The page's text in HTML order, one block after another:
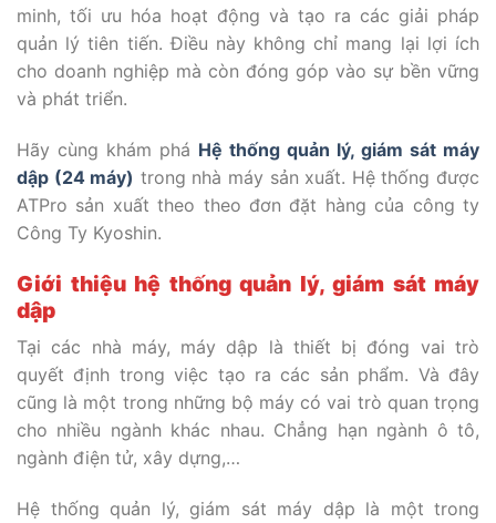
minh, tối ưu hóa hoạt động và tạo ra các giải pháp
quản lý tiên tiến. Điều này không chỉ mang lại lợi ích
cho doanh nghiệp mà còn đóng góp vào sự bền vững
và phát triển.
Hãy cùng khám phá Hệ thống quản lý, giám sát máy
dập (24 máy) trong nhà máy sản xuất. Hệ thống được
ATPro sản xuất theo theo đơn đặt hàng của công ty
Công Ty Kyoshin.
Giới thiệu hệ thống quản lý, giám sát máy
dập
Tại các nhà máy, máy dập là thiết bị đóng vai trò
quyết định trong việc tạo ra các sản phẩm. Và đây
cũng là một trong những bộ máy có vai trò quan trọng
cho nhiều ngành khác nhau. Chẳng hạn ngành ô tô,
ngành điện tử, xây dựng,…
Hệ thống quản lý, giám sát máy dập là một trong